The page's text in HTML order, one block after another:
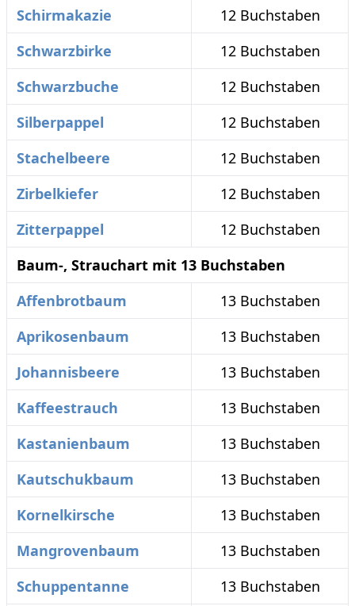
Schirmakazie
12 Buchstaben
Schwarzbirke
12 Buchstaben
Schwarzbuche
12 Buchstaben
Silberpappel
12 Buchstaben
Stachelbeere
12 Buchstaben
Zirbelkiefer
12 Buchstaben
Zitterpappel
12 Buchstaben
Baum-, Strauchart mit 13 Buchstaben
Affenbrotbaum
13 Buchstaben
Aprikosenbaum
13 Buchstaben
Johannisbeere
13 Buchstaben
Kaffeestrauch
13 Buchstaben
Kastanienbaum
13 Buchstaben
Kautschukbaum
13 Buchstaben
Kornelkirsche
13 Buchstaben
Mangrovenbaum
13 Buchstaben
Schuppentanne
13 Buchstaben